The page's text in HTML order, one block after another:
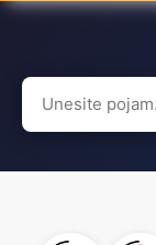
Search
for: